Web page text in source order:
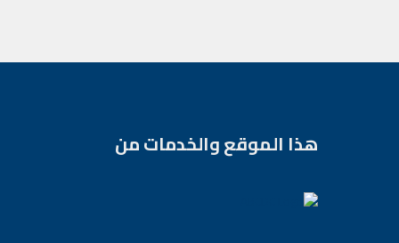
هذا الموقع والخدمات من